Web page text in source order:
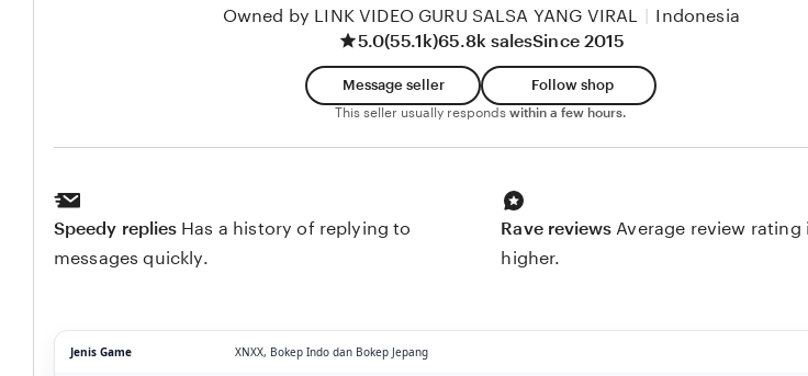
Owned by LINK VIDEO GURU SALSA YANG VIRAL
Indonesia
5.0(55.1k)65.8k salesSince 2015
Message seller Follow shop
This seller usually respondswithin a few hours.
Speedy replies Has a history of replying to
messages quickly.
Rave reviews Average review rating
higher.
Jenis Game XNXX, Bokep Indo dan Bokep Jepang